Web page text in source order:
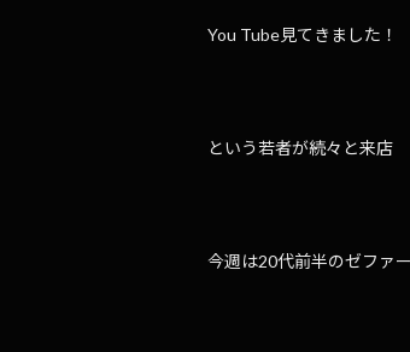
You Tube見てきました！
という若者が続々と来店
今週は20代前半のゼファ